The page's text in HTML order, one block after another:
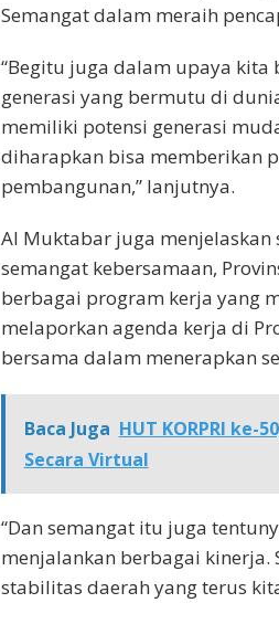
Semangat dalam meraih
“Begitu juga dalam upaya
generasi yang bermutu di
memiliki potensi generasi
diharapkan bisa memberikan
pembangunan,” lanjutnya.
Al Muktabar juga menjelaskan
semangat kebersamaan,
berbagai program kerja yang
melaporkan agenda kerja di
bersama dalam menerapkan
Baca Juga HUT KORPRI ke-
Secara Virtual
“Dan semangat itu juga
menjalankan berbagai kinerja.
stabilitas daerah yang terus